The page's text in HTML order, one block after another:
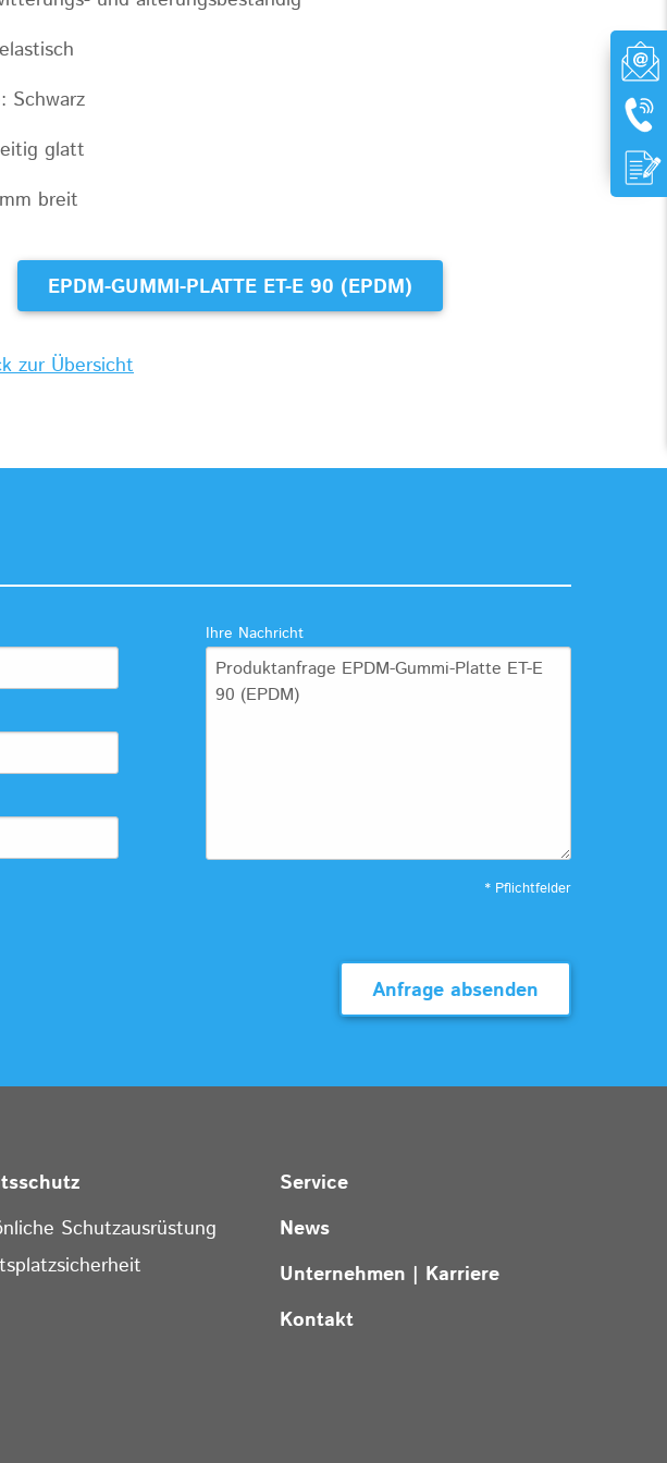
Schwarz
glatt
breit
EPDM-GUMMI-PLATTE ET-E 90 (EPDM)
zur Übersicht
Ihre Nachricht
* Pflichtfelder
Anfrage absenden
Schutzausrüstung
Service
News
Unternehmen | Karriere
Kontakt